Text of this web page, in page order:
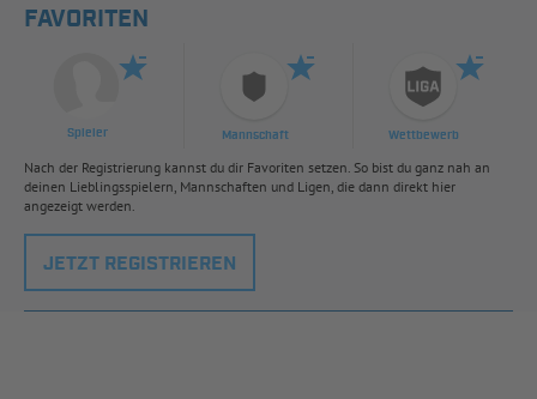
FAVORITEN
Spieler Mannschaft Wettbewerb
Nach der Registrierung kannst du dir Favoriten setzen. So bist du ganz nah an
deinen Lieblingsspielern, Mannschaften und Ligen, die dann direkt hier
angezeigt werden.
JETZT REGISTRIEREN